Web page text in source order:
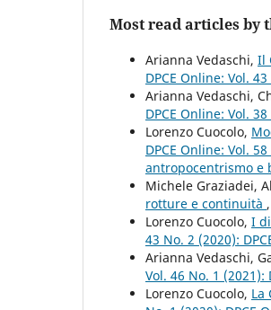
Most read articles by
Arianna Vedaschi, Il
DPCE Online: Vol.
Arianna Vedaschi,
DPCE Online: Vol.
Lorenzo Cuocolo,
DPCE Online: Vol.
antropocentrismo e
Michele Graziadei,
rotture e continuità ,
Lorenzo Cuocolo, I
43 No. 2 (2020):
Arianna Vedaschi,
Vol. 46 No. 1 (2021):
Lorenzo Cuocolo, La